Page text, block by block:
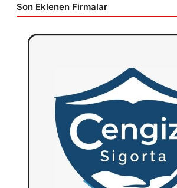
Son Eklenen Firmalar